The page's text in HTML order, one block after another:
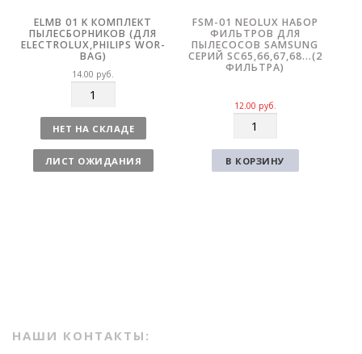
ELMB 01 K КОМПЛЕКТ
ПЫЛЕСБОРНИКОВ (ДЛЯ
ELECTROLUX,PHILIPS WOR-
BAG)
14.00 руб.
л
и
ч
е
НЕТ НА СКЛАДЕ
ЛИСТ ОЖИДАНИЯ
FSM-01 NEOLUX НАБОР
ФИЛЬТРОВ ДЛЯ
ПЫЛЕСОСОВ SAMSUNG
СЕРИЙ SC65,66,67,68…(2
ФИЛЬТРА)
12.00 руб.
л
и
В КОРЗИНУ
НАШИ КОНТАКТЫ: